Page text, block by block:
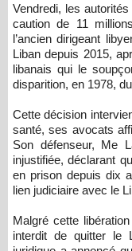
Vendredi, les autorités libanaises ont ordonné la libération sous
caution de 11
l’ancien dirigeant
Liban depuis 2015,
libanais qui le
disparition, en 1978,
Cette décision
santé, ses avocats
Son défenseur, Me
injustifiée, déclarant
en prison depuis dix
lien judiciaire avec le
Malgré cette
interdit de quitter le